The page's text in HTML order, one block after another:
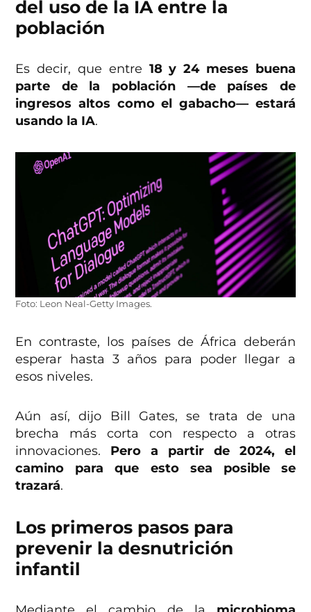
del uso de la IA entre la
población
Es decir, que entre 18 y 24 meses buena
parte de la población —de países de
ingresos altos como el gabacho— estará
usando la IA.
Foto: Leon Neal-Getty Images.
En contraste, los países de África deberán
esperar hasta 3 años para poder llegar a
esos niveles.
Aún así, dijo Bill Gates, se trata de una
brecha más corta con respecto a otras
innovaciones. Pero a partir de 2024, el
camino para que esto sea posible se
trazará.
Los primeros pasos para
prevenir la desnutrición
infantil